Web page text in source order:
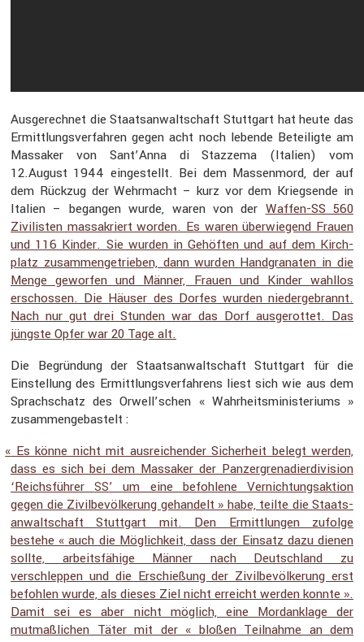
Ausge­rechnet die Staats­an­walt­schaft Stutt­gart hat heute das
Ermitt­lungs­ver­fahren gegen acht noch lebende Betei­ligte am
Massaker von Sant’Anna di Stazzema (Italien) vom
12.August 1944 einge­stellt. Bei dem Massen­mord, der auf
dem Rückzug der Wehrmacht – kurz vor dem Kriegs­ende in
Italien – begangen wurde, waren von der Waffen-SS 560
Zivilisten massa­kriert worden. Es waren überwie­gend Frauen
und 116 Kinder. Sie wurden in Gehöften und auf dem Kirch­
platz zusam­men­ge­trieben, dann wurden Handgra­naten in die
Menge geworfen und Männer, Frauen und Kinder wahllos
erschossen. Die Häuser des Dorfes wurden nieder­ge­brannt.
Nach nur gut drei Stunden war das Dorf ausge­rottet. Das
jüngste Opfer war 20 Tage alt.
Die Begrün­dung der Staats­an­walt­schaft Stutt­gart für die
Einstel­lung des Ermitt­lungs­ver­fah­rens liest sich wie aus dem
Sprach­schatz des Orwell’schen « Wahrheits­mi­nis­te­riums »
zusam­men­ge­bas­telt :
« Es könne nicht mit ausrei­chender Sicher­heit belegt werden,
dass es sich bei dem Massaker der Panzer­gre­na­dier­di­vi­sion
‘Reichs­führerSS’ um eine befoh­lene Vernich­tungs­ak­tion
gegen die Zivil­be­völ­ke­rung gehan­delt » habe, teilte die Staats­
an­walt­schaft Stutt­gart mit. Den Ermitt­lungen zufolge
bestehe « auch die Möglich­keit, dass der Einsatz dazu dienen
sollte, arbeits­fä­hige Männer nach Deutsch­land zu
verschleppen und die Erschie­ßung der Zivil­be­völ­ke­rung erst
befohlen wurde, als dieses Ziel nicht erreicht werden konnte ».
Damit sei es aber nicht möglich, eine Mordan­klage der
mutmaß­li­chen Täter mit der « bloßen Teilnahme an dem